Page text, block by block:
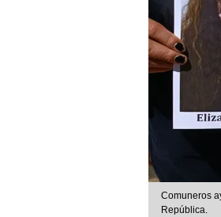
Comuneros
República.